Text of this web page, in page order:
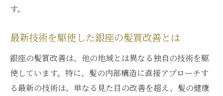
あなたの髪を変える銀座の髪質改善
美と洗練の銀座で叶える髪質改善のメリット
銀座の髪質改善で得られる美しさの秘訣
銀座で髪質改善を選ぶメリットとは
す。
最新技術を駆使した銀座の髪質改善とは
銀座の髪質改善は、他の地域とは異なる独自の技術を駆
使しています。特に、髪の内部構造に直接アプローチす
る最新の技術は、単なる見た目の改善を超え、髪の健康